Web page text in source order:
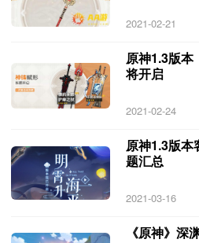
2021-02-21
原神1.3版本
将开启
2021-02-24
原神1.3版本
题汇总
2021-03-16
《原神》深